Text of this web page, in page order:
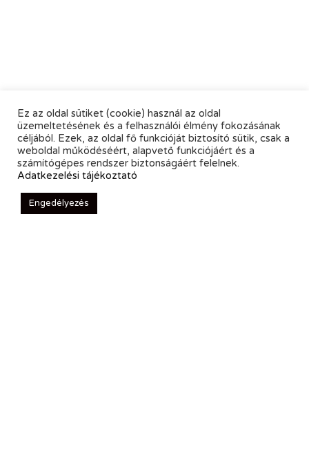
Ez az oldal sütiket (cookie) használ az oldal
üzemeltetésének és a felhasználói élmény fokozásának
céljából. Ezek, az oldal fő funkcióját biztosító sütik, csak a
weboldal működéséért, alapvető funkciójáért és a
számítógépes rendszer biztonságáért felelnek.
Adatkezelési tájékoztató
Engedélyezés